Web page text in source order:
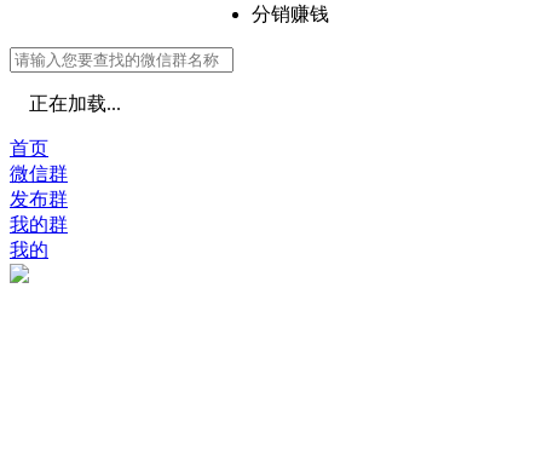
分销赚钱
正在加载...
首页
微信群
发布群
我的群
我的